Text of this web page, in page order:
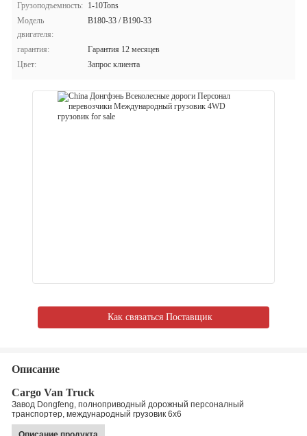
Грузоподъемность: 1-10Tons
Модель
двигателя:
B180-33 / B190-33
гарантия:
Гарантия 12 месяцев
Цвет:
Запрос клиента
Как связаться Поставщик
Описание
Cargo Van Truck
Завод Dongfeng, полноприводный дорожный персоналный
транспортер, международный грузовик 6x6